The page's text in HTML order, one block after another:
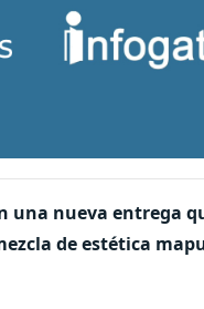
una nueva entrega
de estética